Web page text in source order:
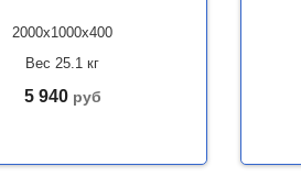
2000x1000x400
Вес 25.1 кг
5 940 руб